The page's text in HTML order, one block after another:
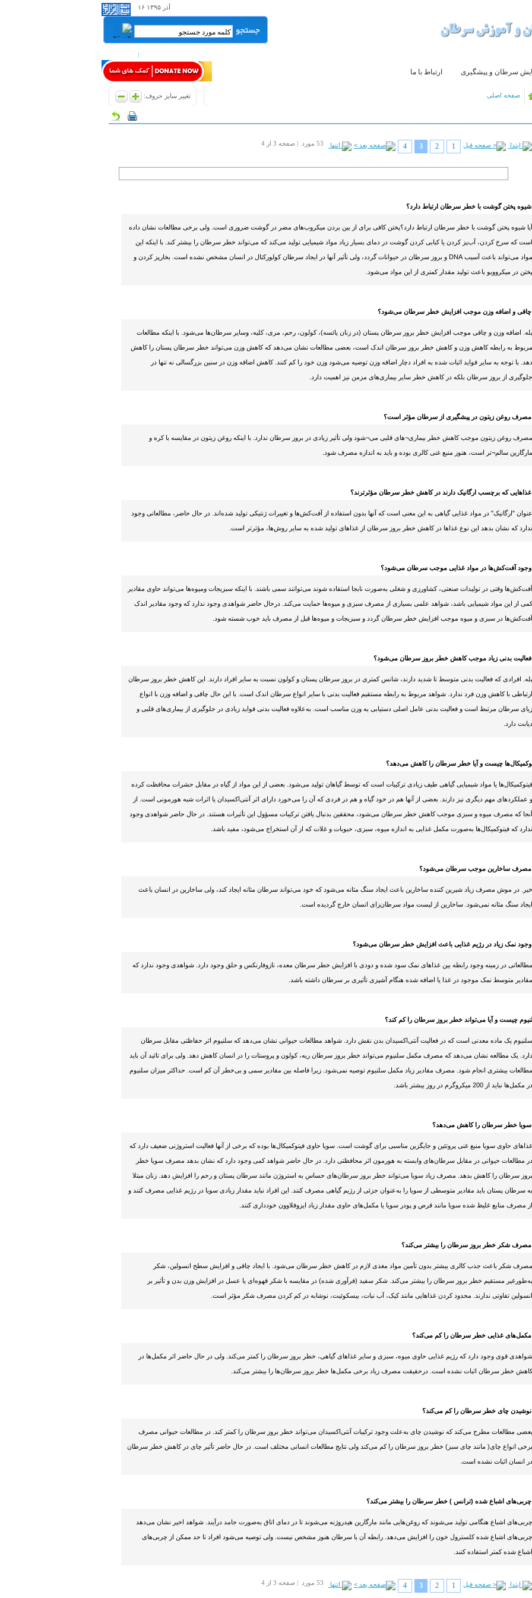
۱۶ آذر ۱۳۹۵
سرطان و پیشگیری ارتباط با ما
تغییر سایز حروف: صفحه اصلی
1
2
3
4 53 مورد | صفحه 3 از 4
شیوه پختن گوشت با خطر سرطان ارتباط دارد؟
آیا شیوه پختن گوشت با خطر سرطان ارتباط دارد؟پختن کافی برای از بین بردن میکروب‌های مضر در گوشت ضروری است. ولی برخی مطالعات نشان داده
است که سرخ کردن، آب‌پز کردن یا کبابی کردن گوشت در دمای بسیار زیاد مواد شیمیایی تولید می‌کند که می‌تواند خطر سرطان را بیشتر کند. با اینکه این
مواد می‌تواند باعث آسیب DNA و بروز سرطان در حیوانات گردد، ولی تأثیر آنها در ایجاد سرطان کولورکتال در انسان مشخص نشده است. بخارپز کردن و
پختن در میکروویو باعث تولید مقدار کمتری از این مواد می‌شود.
چاقی و اضافه وزن موجب افزایش خطر سرطان می‌شود؟
بله. اضافه وزن و چاقی موجب افزایش خطر بروز سرطان پستان (در زنان یائسه)، کولون، رحم، مری، کلیه، وسایر سرطان‌ها می‌شود. با اینکه مطالعات
مربوط به رابطه کاهش وزن و کاهش خطر بروز سرطان اندک است، بعضی مطالعات نشان می‌دهد که کاهش وزن می‌تواند خطر سرطان پستان را کاهش
دهد. با توجه به سایر فواید اثبات شده به افراد دچار اضافه وزن توصیه می‌شود وزن خود را کم کنند. کاهش اضافه وزن در سنین بزرگسالی نه تنها در
جلوگیری از بروز سرطان بلکه در کاهش خطر سایر بیماری‌های مزمن نیز اهمیت دارد.
مصرف روغن زیتون در پیشگیری از سرطان مؤثر است؟
مصرف روغن زیتون موجب کاهش خطر بیماری¬های قلبی می¬شود ولی تأثیر زیادی در بروز سرطان ندارد. با اینکه روغن زیتون در مقایسه با کره و
مارگارین سالم¬تر است، هنوز منبع غنی کالری بوده و باید به اندازه مصرف شود.
غذاهایی که برچسب ارگانیک دارند در کاهش خطر سرطان مؤثرترند؟
عنوان "ارگانیک" در مواد غذایی گیاهی به این معنی است که آنها بدون استفاده از آفت‌کش‌ها و تغییرات ژنتیکی تولید شده‌اند. در حال حاضر، مطالعاتی وجود
ندارد که نشان بدهد این نوع غذاها در کاهش خطر بروز سرطان از غذاهای تولید شده به سایر روش‌ها، مؤثرتر است.
وجود آفت‌کش‌ها در مواد غذایی موجب سرطان می‌شود؟
آفت‌کش‌ها وقتی در تولیدات صنعتی، کشاورزی و شغلی به‌صورت نابجا استفاده شوند می‌توانند سمی باشند. با اینکه سبزیجات ومیوه‌ها می‌تواند حاوی مقادیر
کمی از این مواد شیمیایی باشد، شواهد علمی بسیاری از مصرف سبزی و میوه‌ها حمایت می‌کند. درحال حاضر شواهدی وجود ندارد که وجود مقادیر اندک
آفت‌کش‌ها در سبزی و میوه موجب افزایش خطر سرطان گردد و سبزیجات و میوه‌ها قبل از مصرف باید خوب شسته شود.
فعالیت بدنی زیاد موجب کاهش خطر بروز سرطان می‌شود؟
بله. افرادی که فعالیت بدنی متوسط تا شدید دارند، شانس کمتری در بروز سرطان پستان و کولون نسبت به سایر افراد دارند. این کاهش خطر بروز سرطان
ارتباطی با کاهش وزن فرد ندارد. شواهد مربوط به رابطه مستقیم فعالیت بدنی با سایر انواع سرطان اندک است. با این حال چاقی و اضافه وزن با انواع
زیای سرطان مرتبط است و فعالیت بدنی عامل اصلی دستیابی به وزن مناسب است. به‌علاوه فعالیت بدنی فواید زیادی در جلوگیری از بیماری‌های قلبی و
دیابت دارد.
چیست و آیا خطر سرطان را کاهش می‌دهد؟
فیتوکمیکال‌ها یا مواد شیمیایی گیاهی طیف زیادی ترکیبات است که توسط گیاهان تولید می‌شود. بعضی از این مواد از گیاه در مقابل حشرات محافظت کرده
و عملکردهای مهم دیگری نیز دارند. بعضی از آنها هم در خود گیاه و هم در فردی که آن را می‌خورد دارای اثر آنتی‌اکسیدان یا اثرات شبه هورمونی است. از
آنجا که مصرف میوه و سبزی موجب کاهش خطر سرطان می‌شود، محققین بدنبال یافتن ترکیبات مسؤول این تأثیرات هستند. در حال حاضر شواهدی وجود
ندارد که فیتوکمیکال‌ها به‌صورت مکمل غذایی به اندازه میوه، سبزی، حبوبات و غلات که از آن استخراج می‌شود، مفید باشد.
مصرف ساخارین موجب سرطان می‌شود؟
خیر. در موش مصرف زیاد شیرین کننده ساخارین باعث ایجاد سنگ مثانه می‌شود که خود می‌تواند سرطان مثانه ایجاد کند، ولی ساخارین در انسان باعث
ایجاد سنگ مثانه نمی‌شود. ساخارین از لیست مواد سرطان‌زای انسان خارج گردیده است.
وجود نمک زیاد در رژیم غذایی باعث افزایش خطر سرطان می‌شود؟
مطالعاتی در زمینه وجود رابطه بین غذاهای نمک سود شده و دودی با افزایش خطر سرطان معده، نازوفارنکس و حلق وجود دارد. شواهدی وجود ندارد که
مقادیر متوسط نمک موجود در غذا یا اضافه شده هنگام آشپزی تأثیری بر سرطان داشته باشد.
چیست و آیا می‌تواند خطر بروز سرطان را کم کند؟
سلنیوم یک ماده معدنی است که در فعالیت آنتی‌اکسیدان بدن نقش دارد. شواهد مطالعات حیوانی نشان می‌دهد که سلنیوم اثر حفاظتی مقابل سرطان
دارد. یک مطالعه نشان می‌دهد که مصرف مکمل سلنیوم می‌تواند خطر بروز سرطان ریه، کولون و پروستات را در انسان کاهش دهد. ولی برای تائید آن باید
مطالعات بیشتری انجام شود. مصرف مقادیر زیاد مکمل سلنیوم توصیه نمی‌شود. زیرا فاصله بین مقادیر سمی و بی‌خطر آن کم است. حداکثر میزان سلنیوم
در مکمل‌ها نباید از 200 میکروگرم در روز بیشتر باشد.
سویا خطر سرطان را کاهش می‌دهد؟
غذاهای حاوی سویا منبع غنی پروتئین و جایگزین مناسبی برای گوشت است. سویا حاوی فیتوکمیکال‌ها بوده که برخی از آنها فعالیت استروژنی ضعیف دارد که
در مطالعات حیوانی در مقابل سرطان‌های وابسته به هورمون اثر محافظتی دارد. در حال حاضر شواهد کمی وجود دارد که نشان بدهد مصرف سویا خطر
بروز سرطان را کاهش بدهد. مصرف زیاد سویا می‌تواند خطر بروز سرطان‌های حساس به استروژن مانند سرطان پستان و رحم را افزایش دهد. زنان مبتلا
به سرطان پستان باید مقادیر متوسطی از سویا را به‌عنوان جزئی از رژیم گیاهی مصرف کنند. این افراد نباید مقدار زیادی سویا در رژیم غذایی مصرف کنند و
از مصرف منابع غلیظ شده سویا مانند قرص و پودر سویا یا مکمل‌های حاوی مقدار زیاد ایزوفلاوون خودداری کنند.
مصرف شکر خطر بروز سرطان را بیشتر می‌کند؟
مصرف شکر باعث جذب کالری بیشتر بدون تأمین مواد مغذی لازم در کاهش خطر سرطان می‌شود. با ایجاد چاقی و افزایش سطح انسولین، شکر
به‌طورغیر مستقیم خطر بروز سرطان را بیشتر می‌کند. شکر سفید (فرآوری شده) در مقایسه با شکر قهوه‌ای یا عسل در افزایش وزن بدن و تأثیر بر
انسولین تفاوتی ندارند. محدود کردن غذاهایی مانند کیک، آب نبات، بیسکوئیت، نوشابه در کم کردن مصرف شکر مؤثر است.
مکمل‌های غذایی خطر سرطان را کم می‌کند؟
شواهدی قوی وجود دارد که رژیم غذایی حاوی میوه، سبزی و سایر غذاهای گیاهی، خطر بروز سرطان را کمتر می‌کند. ولی در حال حاضر اثر مکمل‌ها در
کاهش خطر سرطان اثبات نشده است. درحقیقت مصرف زیاد برخی مکمل‌ها خطر بروز سرطان‌ها را بیشتر می‌کند.
نوشیدن چای خطر سرطان را کم می‌کند؟
بعضی مطالعات مطرح می‌کند که نوشیدن چای به‌علت وجود ترکیبات آنتی‌اکسیدان می‌تواند خطر بروز سرطان را کمتر کند. در مطالعات حیوانی مصرف
برخی انواع چای( مانند چای سبز) خطر بروز سرطان را کم می‌کند ولی نتایج مطالعات انسانی مختلف است. در حال حاضر تأثیر چای در کاهش خطر سرطان
در انسان اثبات نشده است.
چربی‌های اشباع شده (ترانس ) خطر سرطان را بیشتر می‌کند؟
چربی‌های اشباع هنگامی تولید می‌شوند که روغن‌هایی مانند مارگارین هیدروژنه می‌شوند تا در دمای اتاق به‌صورت جامد درآیند. شواهد اخیر نشان می‌دهد
چربی‌های اشباع شده کلسترول خون را افزایش می‌دهد. رابطه آن با سرطان هنوز مشخص نیست. ولی توصیه می‌شود افراد تا حد ممکن از چربی‌های
اشباع شده کمتر استفاده کنند.
1
2
3
4 53 مورد | صفحه 3 از 4